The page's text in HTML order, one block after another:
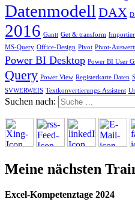
Datenmodell DAX
2016 Gantt Get & transform
MS-Query Office-Design Pivot Pivot-
Power BI Desktop Power BI User
Query Power View Registerkarte Daten
SVWERWEIS Textkonvertierungs-Assistent
Suchen nach:
Meine nächsten
Excel-Kompetenztage 2024